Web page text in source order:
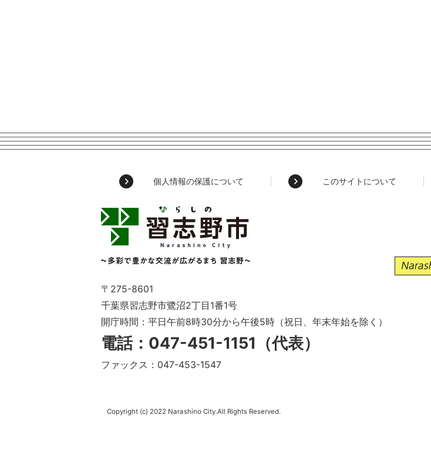
個人情報の保護について このサイトについて
習
志
Narashino
～
多
彩
で
豊
か
な
交
広
〒275-8601
千葉県習志野市鷺沼2丁目1番1号
開庁時間：平日午前8時30分から午後5時（祝日、年末年始を除く）
電話：047-451-1151（代表）
ファックス：047-453-1547
Copyright (c) 2022 Narashino City.All Rights Reserved.